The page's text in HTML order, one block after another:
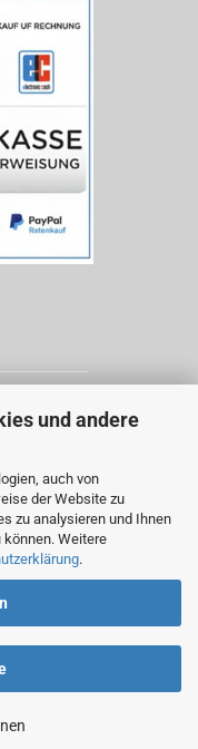
und andere
auch von
der Website zu
zu analysieren und Ihnen
Weitere
.